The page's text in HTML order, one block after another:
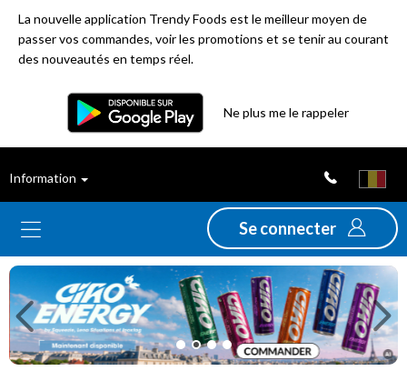
La nouvelle application Trendy Foods est le meilleur moyen de
passer vos commandes, voir les promotions et se tenir au courant
des nouveautés en temps réel.
Ne plus me le rappeler
Information
Se connecter
ventes
Nouveautés
Promotions
Déstockage
Previous